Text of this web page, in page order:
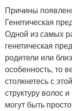
Причины
Генетическая
Одной из самых
генетическая
родители или
особенность, то
столкнетесь с
структуру волос
могут быть